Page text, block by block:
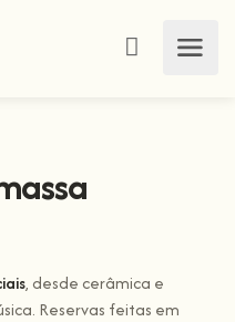
, desde cerâmica e
Reservas feitas em